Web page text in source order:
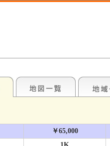
￥65,000